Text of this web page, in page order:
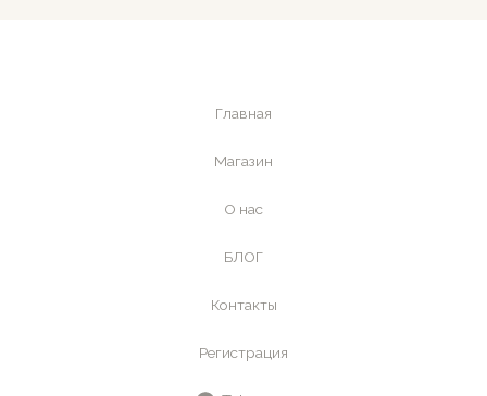
Главная
Магазин
О нас
БЛОГ
Контакты
Регистрация